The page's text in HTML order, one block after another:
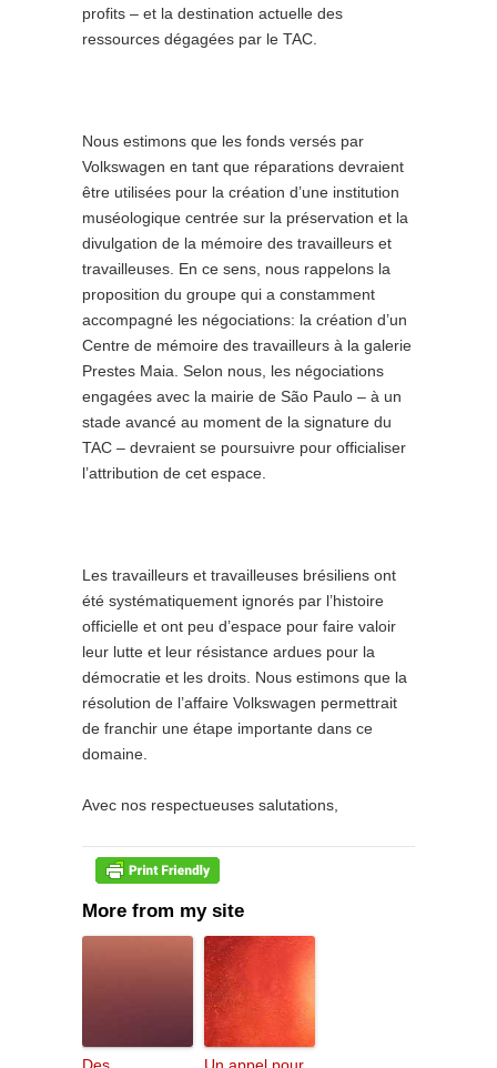
profits – et la destination actuelle des
ressources dégagées par le TAC.
Nous estimons que les fonds versés par
Volkswagen en tant que réparations devraient
être utilisées pour la création d’une institution
muséologique centrée sur la préservation et la
divulgation de la mémoire des travailleurs et
travailleuses. En ce sens, nous rappelons la
proposition du groupe qui a constamment
accompagné les négociations: la création d’un
Centre de mémoire des travailleurs à la galerie
Prestes Maia. Selon nous, les négociations
engagées avec la mairie de São Paulo – à un
stade avancé au moment de la signature du
TAC – devraient se poursuivre pour officialiser
l’attribution de cet espace.
Les travailleurs et travailleuses brésiliens ont
été systématiquement ignorés par l’histoire
officielle et ont peu d’espace pour faire valoir
leur lutte et leur résistance ardues pour la
démocratie et les droits. Nous estimons que la
résolution de l’affaire Volkswagen permettrait
de franchir une étape importante dans ce
domaine.
Avec nos respectueuses salutations,
More from my site